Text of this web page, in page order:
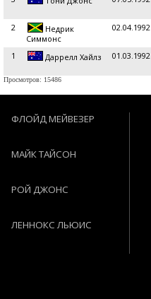
2
Недрик
Симмонс
02.04.1992
1 Даррелл Хайлз 01.03.1992
Просмотров: 15486
ФЛОЙД МЕЙВЕЗЕР
МАЙК ТАЙСОН
РОЙ ДЖОНС
ЛЕННОКС ЛЬЮИС